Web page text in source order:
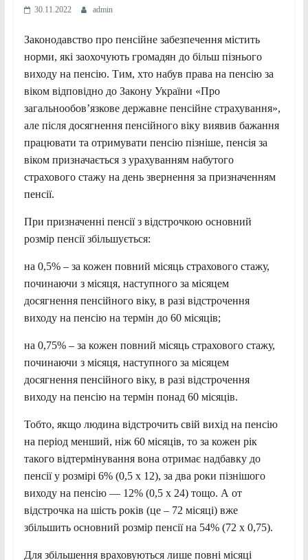
30.11.2022 admin
Законодавство про пенсійне забезпечення містить
норми, які заохочують громадян до більш пізнього
виходу на пенсію. Тим, хто набув права на пенсію за
віком відповідно до Закону України «Про
загальнообов’язкове державне пенсійне страхування»,
але після досягнення пенсійного віку виявив бажання
працювати та отримувати пенсію пізніше, пенсія за
віком призначається з урахуванням набутого
страхового стажу на день звернення за призначенням
пенсії.
При призначенні пенсії з відстрочкою основний
розмір пенсії збільшується:
на 0,5% – за кожен повний місяць страхового стажу,
починаючи з місяця, наступного за місяцем
досягнення пенсійного віку, в разі відстрочення
виходу на пенсію на термін до 60 місяців;
на 0,75% – за кожен повний місяць страхового стажу,
починаючи з місяця, наступного за місяцем
досягнення пенсійного віку, в разі відстрочення
виходу на пенсію на термін понад 60 місяців.
Тобто, якщо людина відстрочить свій вихід на пенсію
на період менший, ніж 60 місяців, то за кожен рік
такого відтермінування вона отримає надбавку до
пенсії у розмірі 6% (0,5 х 12), за два роки пізнішого
виходу на пенсію — 12% (0,5 х 24) тощо. А от
відстрочка на шість років (це – 72 місяці) вже
збільшить основний розмір пенсії на 54% (72 х 0,75).
Для збільшення враховуються лише повні місяці